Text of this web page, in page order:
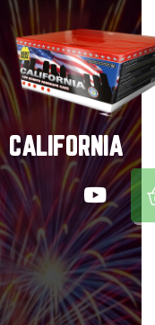
CALIFORNIA